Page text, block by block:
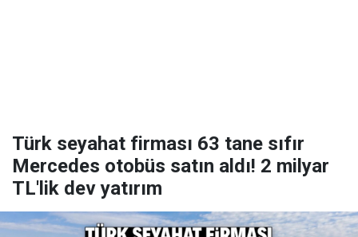
Türk seyahat firması 63 tane sıfır
Mercedes otobüs satın aldı! 2 milyar
TL'lik dev yatırım